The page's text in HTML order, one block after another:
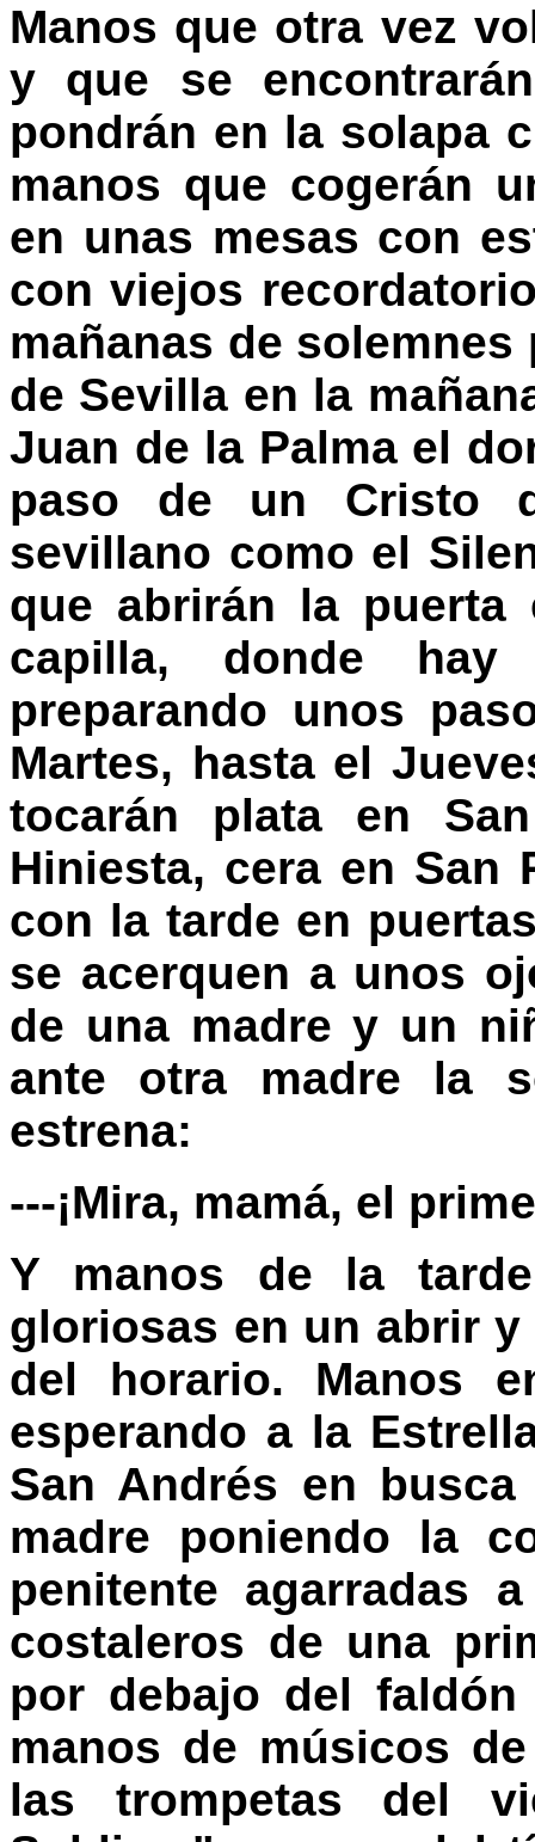
Manos que otra vez
y que se
pondrán en la solapa
manos que cogerán
en unas mesas con
con viejos
mañanas de
de Sevilla en la
Juan de la Palma el
paso de un Cristo
sevillano como el
que abrirán la puerta
capilla, donde
preparando unos
Martes, hasta el
tocarán plata en
Hiniesta, cera en San
con la tarde en
se acerquen a unos
de una madre y un
ante otra madre la
estrena:
---¡Mira, mamá, el
Y manos de la
gloriosas en un abrir
del horario. Manos
esperando a la
San Andrés en
madre poniendo la
penitente agarradas
costaleros de una
por debajo del
manos de músicos
las trompetas del